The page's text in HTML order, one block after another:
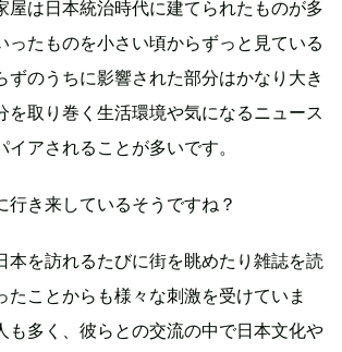
屋は日本統治時代に建てられたものが多
ったものを小さい頃からずっと見ている
ずのうちに影響された部分はかなり大き
を取り巻く生活環境や気になるニュース
アされることが多いです。
き来しているそうですね？
本を訪れるたびに街を眺めたり雑誌を読
たことからも様々な刺激を受けていま
も多く、彼らとの交流の中で日本文化や